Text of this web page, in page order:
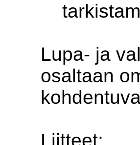
Lupa- ja
osaltaan
Liitteet: